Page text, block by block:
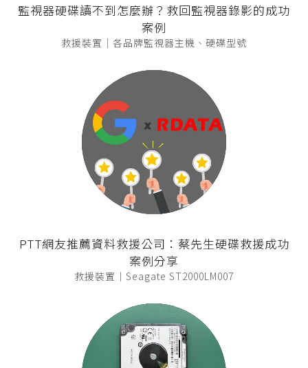
監視器硬碟讀不到怎麼辦？救回監視器錄影的成功
案例
救援裝置｜各品牌監視器主機、硬碟型號
PTT網友推薦資料救援公司：蔡先生硬碟救援成功
案例分享
救援裝置｜Seagate ST2000LM007